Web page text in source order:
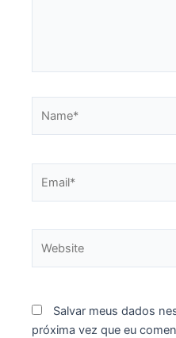
Salvar meus dados
próxima vez que eu